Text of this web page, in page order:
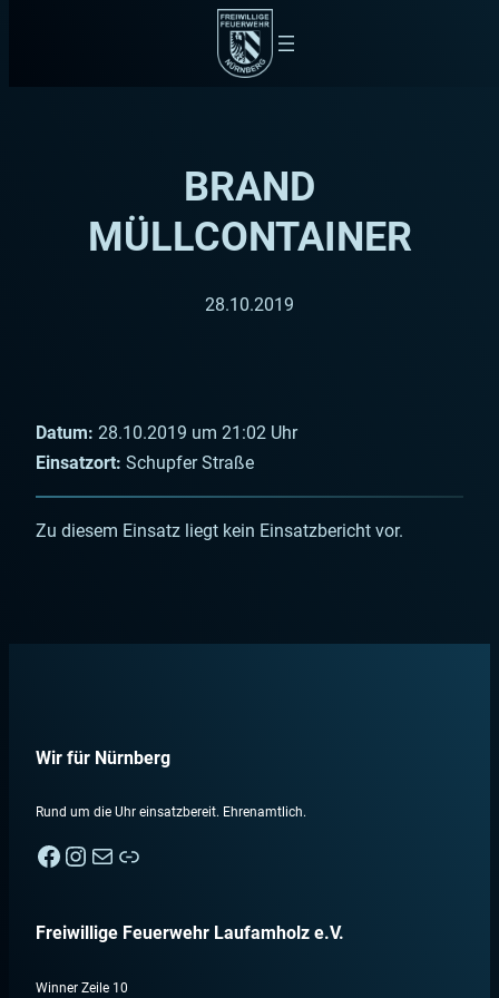
BRAND
MÜLLCONTAINER
28.10.2019
Datum: 28.10.2019 um 21:02 Uhr
Einsatzort: Schupfer Straße
Zu diesem Einsatz liegt kein Einsatzbericht vor.
Wir für Nürnberg
Rund um die Uhr einsatzbereit. Ehrenamtlich.
Facebook Instagram E-Mail Nebenan
Freiwillige Feuerwehr Laufamholz e.V.
Winner Zeile 10